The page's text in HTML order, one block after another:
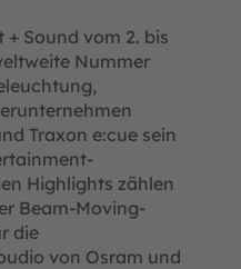
Sound vom 2. bis
Nummer
Traxon e:cue sein
Highlights zählen
Beam-Moving-
die
von Osram und